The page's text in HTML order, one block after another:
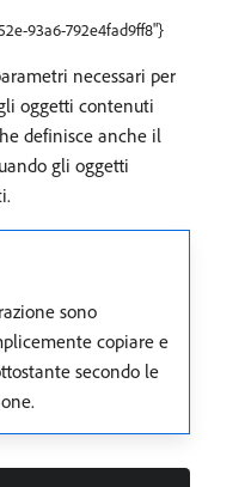
93a6-792e4fad9ff8"}
necessari per
oggetti contenuti
definisce anche il
gli oggetti
sono
copiare e
secondo le